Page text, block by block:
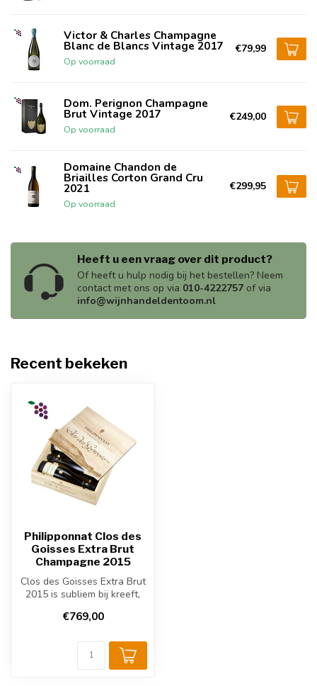
Victor & Charles Champagne
Blanc de Blancs Vintage 2017
Op voorraad
€79,99
Dom. Perignon Champagne
Brut Vintage 2017
Op voorraad
€249,00
Domaine Chandon de
Briailles Corton Grand Cru
2021
Op voorraad
€299,95
Heeft u een vraag over dit product?
Of heeft u hulp nodig bij het bestellen? Neem
contact met ons op via 010-4222757 of via
info@wijnhandeldentoom.nl
Recent bekeken
Philipponnat Clos des
Goisses Extra Brut
Champagne 2015
Clos des Goisses Extra Brut
2015 is subliem bij kreeft,
€769,00